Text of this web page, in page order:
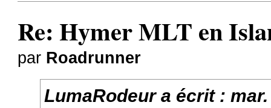
Re: Hymer MLT en
par Roadrunner
LumaRodeura écrit :